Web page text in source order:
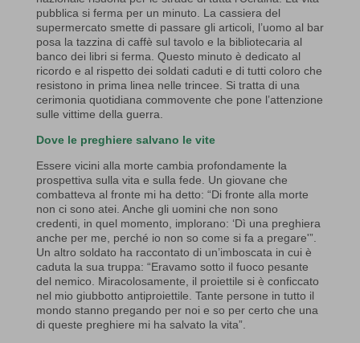
pubblica si ferma per un minuto. La cassiera del
supermercato smette di passare gli articoli, l’uomo al bar
posa la tazzina di caffè sul tavolo e la bibliotecaria al
banco dei libri si ferma. Questo minuto è dedicato al
ricordo e al rispetto dei soldati caduti e di tutti coloro che
resistono in prima linea nelle trincee. Si tratta di una
cerimonia quotidiana commovente che pone l’attenzione
sulle vittime della guerra.
Dove le preghiere salvano le vite
Essere vicini alla morte cambia profondamente la
prospettiva sulla vita e sulla fede. Un giovane che
combatteva al fronte mi ha detto: “Di fronte alla morte
non ci sono atei. Anche gli uomini che non sono
credenti, in quel momento, implorano: ‘Dì una preghiera
anche per me, perché io non so come si fa a pregare'”.
Un altro soldato ha raccontato di un’imboscata in cui è
caduta la sua truppa: “Eravamo sotto il fuoco pesante
del nemico. Miracolosamente, il proiettile si è conficcato
nel mio giubbotto antiproiettile. Tante persone in tutto il
mondo stanno pregando per noi e so per certo che una
di queste preghiere mi ha salvato la vita”.